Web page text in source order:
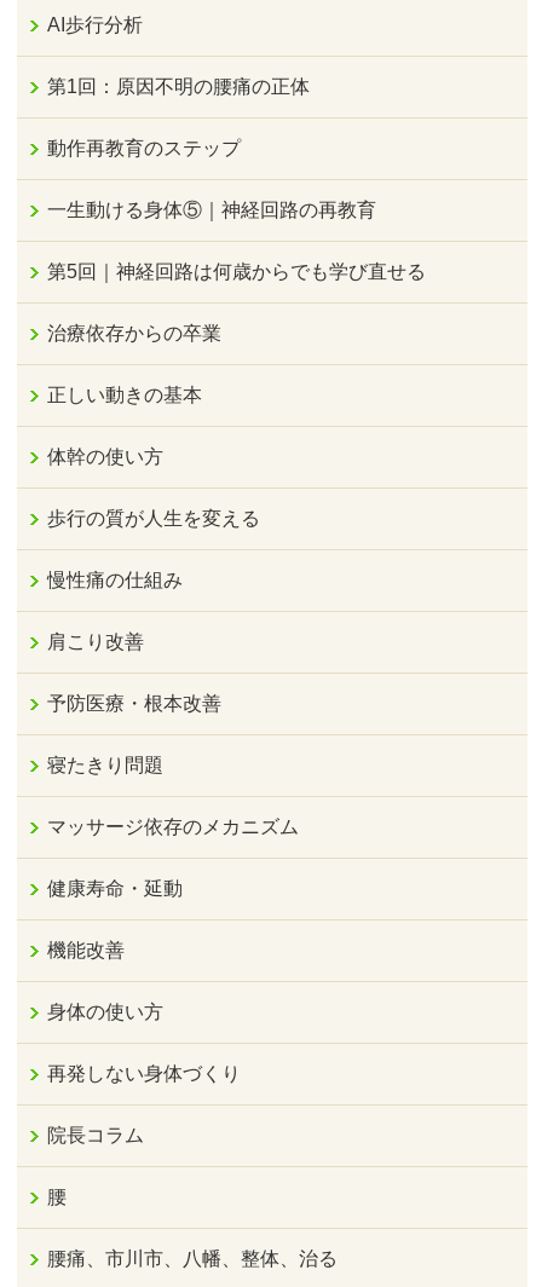
AI歩行分析
第1回：原因不明の腰痛の正体
動作再教育のステップ
一生動ける身体⑤｜神経回路の再教育
第5回｜神経回路は何歳からでも学び直せる
治療依存からの卒業
正しい動きの基本
体幹の使い方
歩行の質が人生を変える
慢性痛の仕組み
肩こり改善
予防医療・根本改善
寝たきり問題
マッサージ依存のメカニズム
健康寿命・延動
機能改善
身体の使い方
再発しない身体づくり
院長コラム
腰
腰痛、市川市、八幡、整体、治る